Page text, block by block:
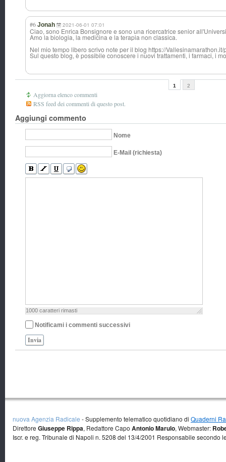
#6 Jonah 2021-06-01 07:01
Ciao, sono Enrica Bonsignore e sono una ricercatrice senior
Amo la biologia, la medicina e la terapia non classica.
Nel mio tempo libero scrivo note per il blog https://Vallesinamarathon.it/
Sul questo blog, è possibile conoscere i nuovi trattamenti, i farmaci, i
1 2
Aggiorna elenco commenti
RSS feed dei commenti di questo post.
Aggiungi commento
Nome
E-Mail (richiesta)
1000 caratteri rimasti
Notificami i commenti successivi
Invia
nuova Agenzia Radicale - Supplemento telematico quotidiano di Quaderni
Direttore Giuseppe Rippa, Redattore Capo Antonio Marulo, Webmaster:
Iscr. e reg. Tribunale di Napoli n. 5208 del 13/4/2001 Responsabile secondo